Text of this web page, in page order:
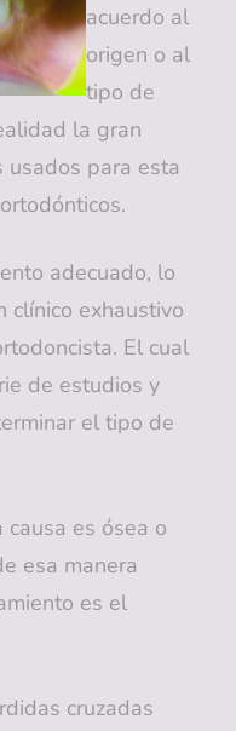
acuerdo al
origen o al
tipo de
la gran
para esta
adecuado, lo
clínico exhaustivo
El cual
de estudios y
el tipo de
es ósea o
esa manera
es el
cruzadas